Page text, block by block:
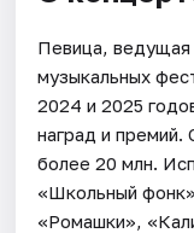
Певица, ведущая
музыкальных
2024 и 2025
наград и премий.
более 20 млн.
«Школьный
«Ромашки»,